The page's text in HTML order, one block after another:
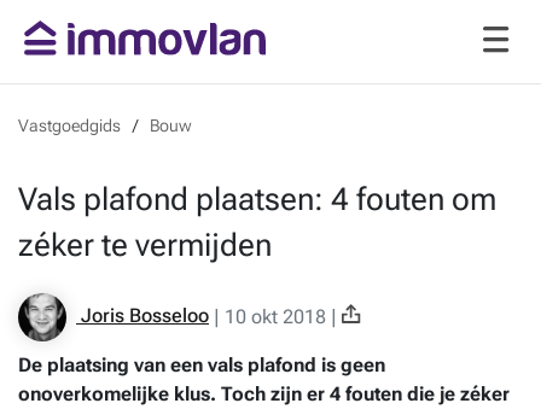
Vastgoedgids Bouw
Vals plafond plaatsen: 4 fouten om
zéker te vermijden
Joris Bosseloo | 10 okt 2018 |
De plaatsing van een vals plafond is geen
onoverkomelijke klus. Toch zijn er 4 fouten die je zéker